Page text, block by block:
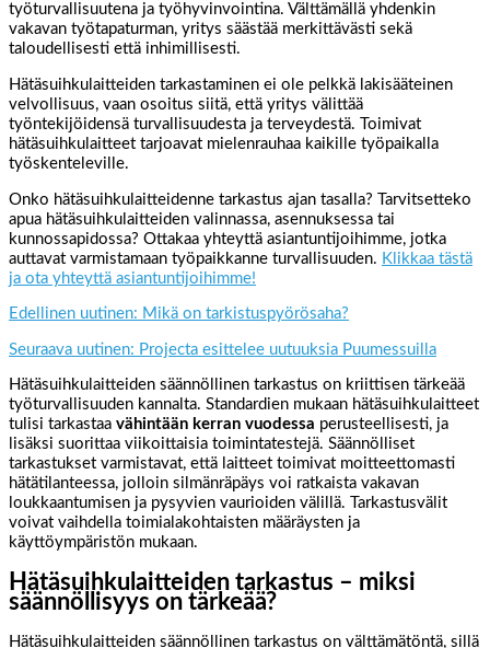
työturvallisuutena ja työhyvinvointina. Välttämällä yhdenkin
vakavan työtapaturman, yritys säästää merkittävästi sekä
taloudellisesti että inhimillisesti.
Hätäsuihkulaitteiden tarkastaminen ei ole pelkkä lakisääteinen
velvollisuus, vaan osoitus siitä, että yritys välittää
työntekijöidensä turvallisuudesta ja terveydestä. Toimivat
hätäsuihkulaitteet tarjoavat mielenrauhaa kaikille työpaikalla
työskenteleville.
Onko hätäsuihkulaitteidenne tarkastus ajan tasalla? Tarvitsetteko
apua hätäsuihkulaitteiden valinnassa, asennuksessa tai
kunnossapidossa? Ottakaa yhteyttä asiantuntijoihimme, jotka
auttavat varmistamaan työpaikkanne turvallisuuden. Klikkaa tästä
ja ota yhteyttä asiantuntijoihimme!
Edellinen uutinen: Mikä on tarkistuspyörösaha?
Seuraava uutinen: Projecta esittelee uutuuksia Puumessuilla
Hätäsuihkulaitteiden säännöllinen tarkastus on kriittisen tärkeää
työturvallisuuden kannalta. Standardien mukaan hätäsuihkulaitteet
tulisi tarkastaa vähintään kerran vuodessa perusteellisesti, ja
lisäksi suorittaa viikoittaisia toimintatestejä. Säännölliset
tarkastukset varmistavat, että laitteet toimivat moitteettomasti
hätätilanteessa, jolloin silmänräpäys voi ratkaista vakavan
loukkaantumisen ja pysyvien vaurioiden välillä. Tarkastusvälit
voivat vaihdella toimialakohtaisten määräysten ja
käyttöympäristön mukaan.
Hätäsuihkulaitteiden tarkastus – miksi
säännöllisyys on tärkeää?
Hätäsuihkulaitteiden säännöllinen tarkastus on välttämätöntä, sillä